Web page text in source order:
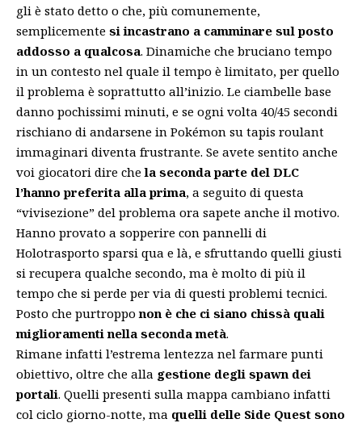
gli è stato detto o che, più comunemente,
semplicemente si incastrano a camminare sul posto
addosso a qualcosa. Dinamiche che bruciano tempo
in un contesto nel quale il tempo è limitato, per quello
il problema è soprattutto all’inizio. Le ciambelle base
danno pochissimi minuti, e se ogni volta 40/45 secondi
rischiano di andarsene in Pokémon su tapis roulant
immaginari diventa frustrante. Se avete sentito anche
voi giocatori dire chela seconda parte del DLC
l’hanno preferita alla prima, a seguito di questa
“vivisezione” del problema ora sapete anche il motivo.
Hanno provato a sopperire con pannelli di
Holotrasporto sparsi qua e là, e sfruttando quelli giusti
si recupera qualche secondo, ma è molto di più il
tempo che si perde per via di questi problemi tecnici.
Posto che purtropponon è che ci siano chissà quali
miglioramenti nella seconda metà.
Rimane infatti l’estrema lentezza nel farmare punti
obiettivo, oltre che alla gestione degli spawn dei
portali. Quelli presenti sulla mappa cambiano infatti
col ciclo giorno-notte, ma quelli delle Side Quest sono